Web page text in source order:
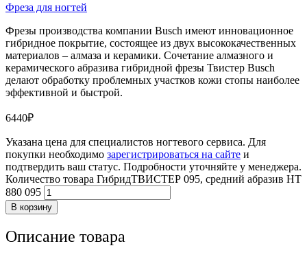
Фреза для ногтей
Фрезы производства компании Busch имеют инновационное
гибридное покрытие, состоящее из двух высококачественных
материалов – алмаза и керамики. Сочетание алмазного и
керамического абразива гибридной фрезы Твистер Busch
делают обработку проблемных участков кожи стопы наиболее
эффективной и быстрой.
6440₽
Указана цена для специалистов ногтевого сервиса. Для
покупки необходимо зарегистрироваться на сайте и
подтвердить ваш статус. Подробности уточняйте у менеджера.
Количество товара ГибридТВИСТЕР 095, средний абразив HT
880 095
В корзину
Описание товара